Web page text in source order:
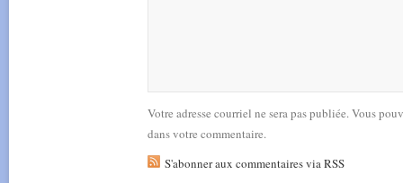
Votre adresse courriel ne sera pas publiée. Vous
dans votre commentaire.
S'abonner aux commentaires via RSS